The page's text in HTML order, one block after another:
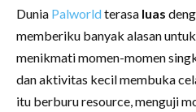
Dunia Palworldterasa luas
memberiku banyak alasan
menikmati momen-momen
dan aktivitas kecil membuka
itu berburu resource, menguji